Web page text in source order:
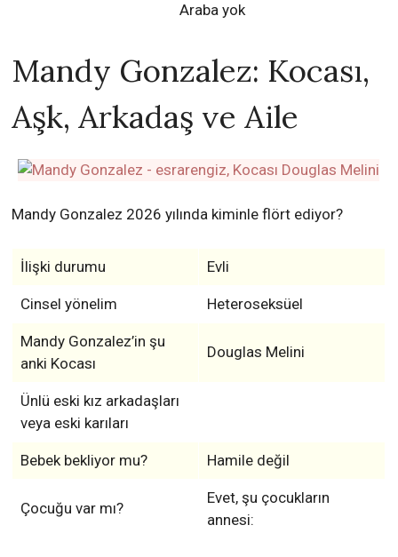
Araba yok
Mandy Gonzalez: Kocası,
Aşk, Arkadaş ve Aile
Mandy Gonzalez 2026 yılında kiminle flört ediyor?
İlişki durumu Evli
Cinsel yönelim Heteroseksüel
Mandy Gonzalez’in şu
anki Kocası
Douglas Melini
Ünlü eski kız arkadaşları
veya eski karıları
Bebek bekliyor mu? Hamile değil
Çocuğu var mı?
Evet, şu çocukların
annesi: